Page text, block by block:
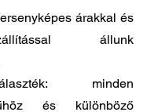
árakkal és
állunk
minden
és különböző